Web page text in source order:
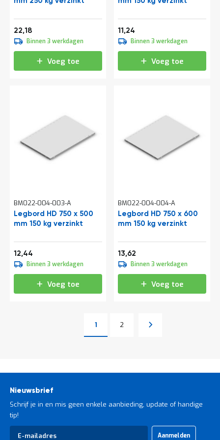
22,18
Binnen 3 werkdagen
Voeg toe
11,24
Binnen 3 werkdagen
Voeg toe
BM022-004-003-A
Legbord HD 750 x 500
mm 150 kg verzinkt
12,44
Binnen 3 werkdagen
Voeg toe
BM022-004-004-A
Legbord HD 750 x 600
mm 150 kg verzinkt
13,62
Binnen 3 werkdagen
Voeg toe
Pagina
U lees momenteel pagina
1 Pagina
2 Pagina
Volgende
Nieuwsbrief
Schrijf je in en mis geen enkele aanbieding, update of handige
tip!
Abonneer
Aanmelden